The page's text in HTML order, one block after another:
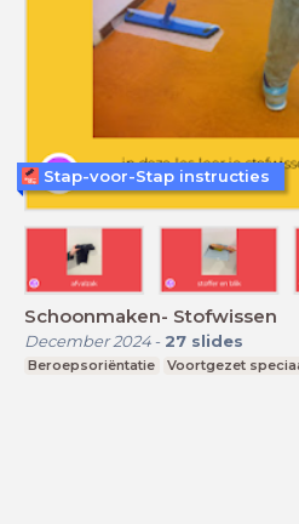
Schoonmaken- Stofwissen
December 2024- 27 slides
Beroepsoriëntatie Voortgezet
Stap-voor-Stap instructies